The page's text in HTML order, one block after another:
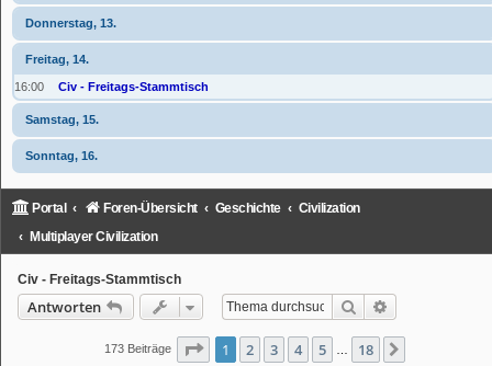
Donnerstag, 13.
Freitag, 14.
16:00 Civ - Freitags-Stammtisch
Samstag, 15.
Sonntag, 16.
Portal Foren-Übersicht Geschichte
Civilization
Multiplayer Civilization
Civ - Freitags-Stammtisch
Antworten Suche
173 Beiträge Seite 1von 18
1 2 3 4 5 18